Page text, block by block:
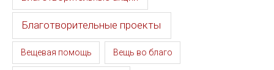
Благотворительные проекты
Вещевая помощь Вещь во благо